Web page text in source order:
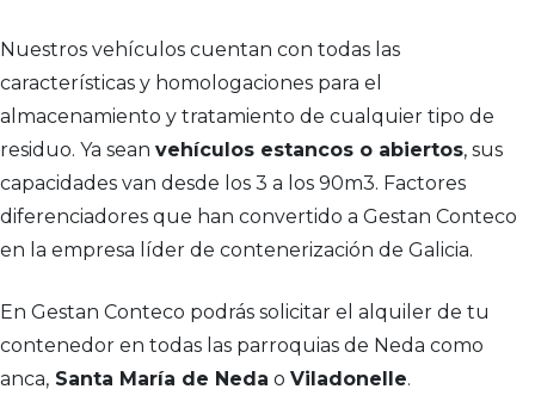
Nuestros vehículos cuentan con todas las
características y homologaciones para el
almacenamiento y tratamiento de cualquier tipo de
residuo. Ya sean vehículos estancos o abiertos, sus
capacidades van desde los 3 a los 90m3. Factores
diferenciadores que han convertido a Gestan Conteco
en la empresa líder de contenerización de Galicia.
En Gestan Conteco podrás solicitar el alquiler de tu
contenedor en todas las parroquias de Neda como
anca, Santa María de Neda o Viladonelle.